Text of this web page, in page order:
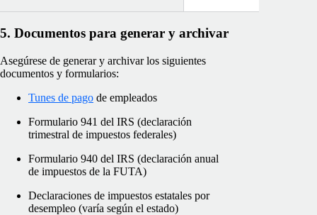
5. Documentos para generar y archivar
Asegúrese de generar y archivar los siguientes
documentos y formularios:
Tunes de pago de empleados
Formulario 941 del IRS (declaración
trimestral de impuestos federales)
Formulario 940 del IRS (declaración anual
de impuestos de la FUTA)
Declaraciones de impuestos estatales por
desempleo (varía según el estado)